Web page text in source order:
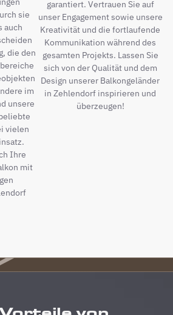
sie
auch
die den
im
unsere
vielen
Ihre
mit
garantiert. Vertrauen Sie auf
unser Engagement sowie unsere
Kreativität und die fortlaufende
Kommunikation während des
gesamten Projekts. Lassen Sie
sich von der Qualität und dem
Design unserer Balkongeländer
in Zehlendorf inspirieren und
überzeugen!